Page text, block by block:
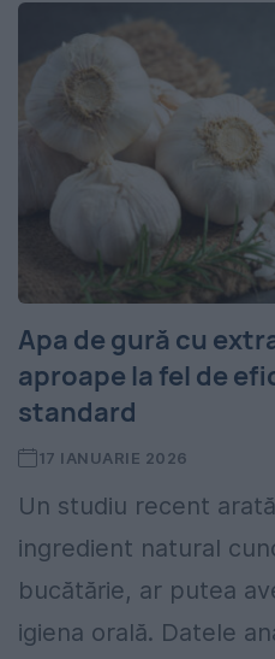
Zilei
Apa de gură cu
aproape la fel de
standard
17 IANUARIE 2026
Un studiu recent
ingredient natural
bucătărie, ar putea
igiena orală. Datele